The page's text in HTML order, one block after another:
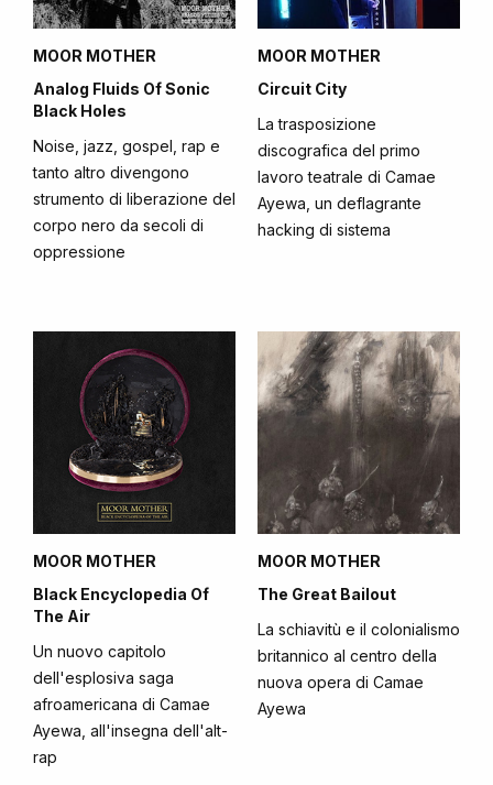
MOOR MOTHER
Analog Fluids Of Sonic
Black Holes
Noise, jazz, gospel, rap e
tanto altro divengono
strumento di liberazione del
corpo nero da secoli di
oppressione
MOOR MOTHER
Circuit City
La trasposizione
discografica del primo
lavoro teatrale di Camae
Ayewa, un deflagrante
hacking di sistema
MOOR MOTHER
Black Encyclopedia Of
The Air
Un nuovo capitolo
dell'esplosiva saga
afroamericana di Camae
Ayewa, all'insegna dell'alt-
rap
MOOR MOTHER
The Great Bailout
La schiavitù e il colonialismo
britannico al centro della
nuova opera di Camae
Ayewa